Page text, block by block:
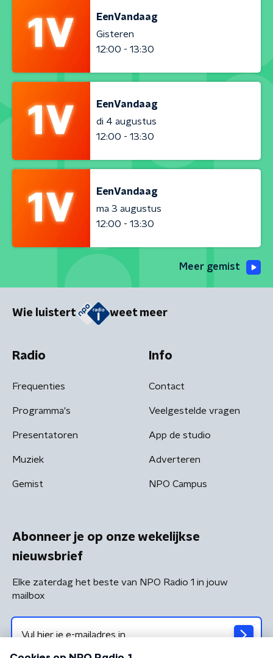
EenVandaag
Gisteren
12:00 - 13:30
EenVandaag
di 4 augustus
12:00 - 13:30
EenVandaag
ma 3 augustus
12:00 - 13:30
Meer gemist
Wie luistert weet meer
Radio
Frequenties
Programma's
Presentatoren
Muziek
Gemist
Info
Contact
Veelgestelde vragen
App de studio
Adverteren
NPO Campus
Abonneer je op onze wekelijkse
nieuwsbrief
Elke zaterdag het beste van NPO Radio 1 in jouw
mailbox